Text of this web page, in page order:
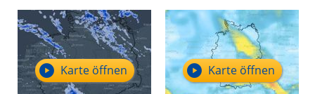
Karte öffnen Karte öffnen